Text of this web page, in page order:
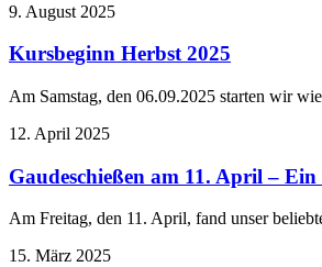
9. August 2025
Kursbeginn Herbst 2025
Am Samstag, den 06.09.2025 starten wir
12. April 2025
Gaudeschießen am 11. April –
Am Freitag, den 11. April, fand unser
15. März 2025